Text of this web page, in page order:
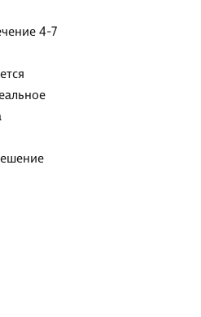
4-7